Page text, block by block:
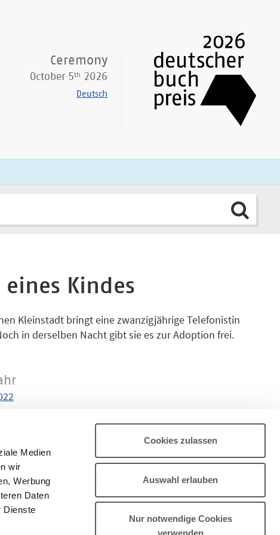
Medien
wir
Werbung
Daten
Dienste
Cookies zulassen
Auswahl erlauben
Nur notwendige Cookies
verwenden
Ceremony
October 5th 2026
Deutsch
eines Kindes
Kleinstadt bringt eine zwanzigjährige Telefonistin
in derselben Nacht gibt sie es zur Adoption frei.
Kinderschwestern mit einem aus ihrer Sicht
konfrontiert: Das Baby scheint, anders als von der
zu sein. Eine Sozialarbeiterin soll die wahre
ermitteln. Dazu muss sie allerdings den Vater des